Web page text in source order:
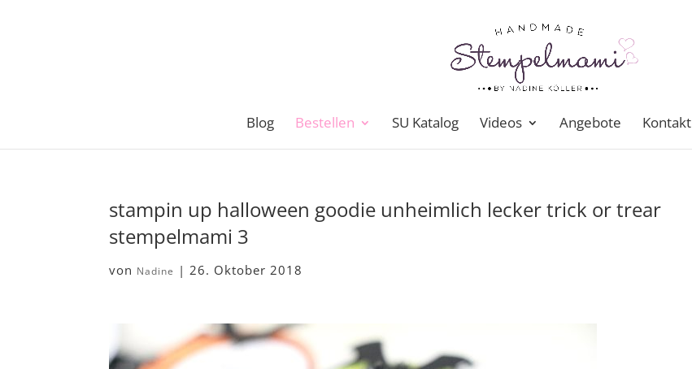
Blog Bestellen SU Katalog Videos Angebote Kontakt
stampin up halloween goodie unheimlich lecker trick or trear
stempelmami 3
von Nadine |26. Oktober 2018